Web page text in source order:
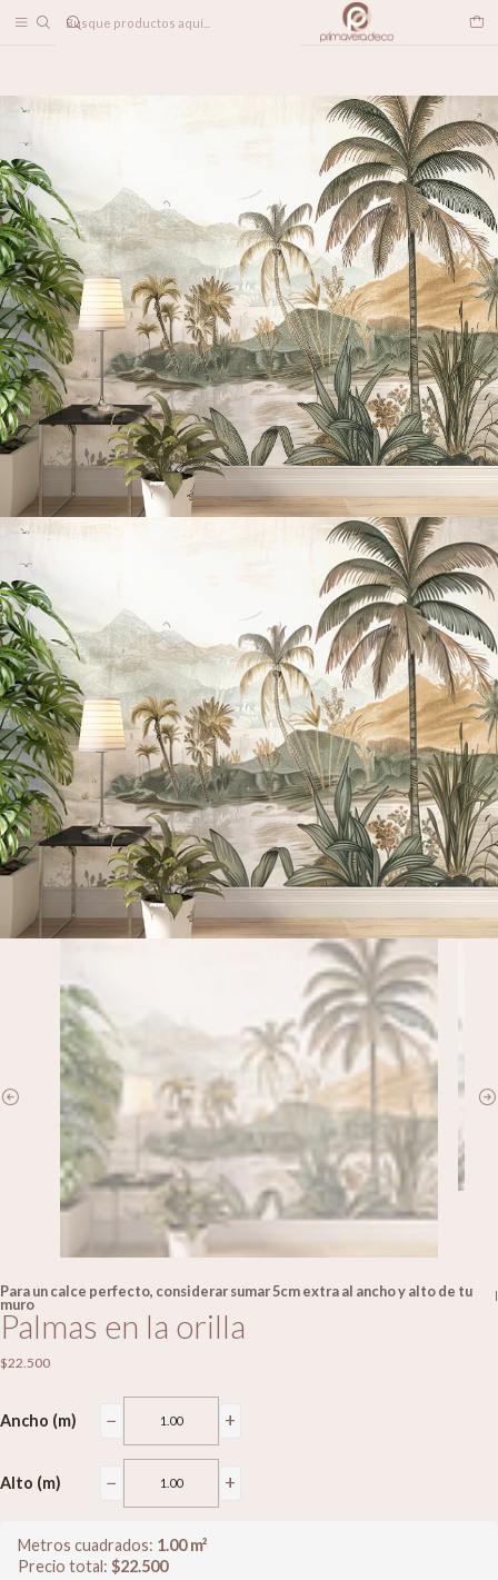
PAPELES MURALES TROPICAL
Para un calce perfecto, considerar sumar 5cm extra al ancho y alto de tu
muro
|
Palmas en la orilla
$22.500
Ancho (m) − +
Alto (m) − +
Metros cuadrados: 1.00m²
Precio total: $22.500